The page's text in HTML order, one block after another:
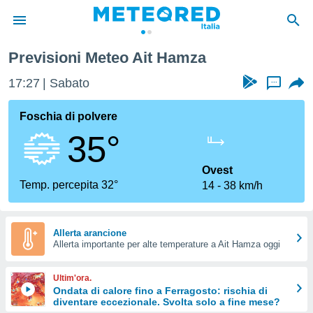
di
per
le
di
Web
le
Previsioni Meteo Ait Hamza
17:27 Sabato ...
Foschia di polvere
35°
Temp. percepita 32°
Ovest
14
38 km/h
Allerta arancione
Allerta importante per alte temperature a Ait Hamza oggi
Ultim'ora.
Ondata di calore fino a Ferragosto: rischia di
diventare eccezionale. Svolta solo a fine mese?